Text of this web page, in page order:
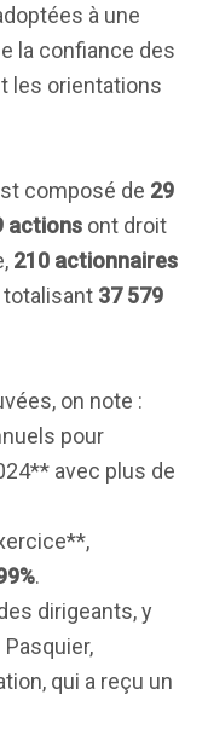
à une
la confiance des
les orientations
composé de 29
actions ont droit
210 actionnaires
37 579
on note :
pour
avec plus de
.
dirigeants, y
qui a reçu un